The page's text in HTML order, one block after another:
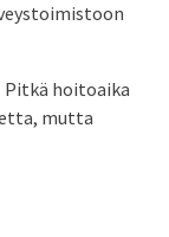
Pitkä hoitoaika
mutta